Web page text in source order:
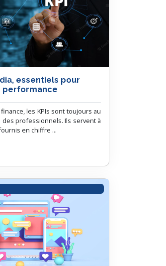
essentiels pour
performance
les KPIs sont toujours au
des professionnels. Ils servent à
en chiffre ...